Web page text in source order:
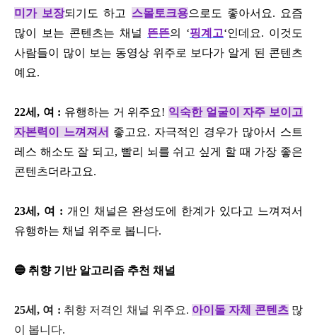
미가 보장되기도 하고 스몰토크용으로도 좋아서요. 요즘
많이 보는 콘텐츠는 채널 뜬뜬의 ‘핑계고‘인데요. 이것도
사람들이 많이 보는 동영상 위주로 보다가 알게 된 콘텐츠
예요.
22세, 여 : 유행하는 거 위주요! 익숙한 얼굴이 자주 보이고
자본력이 느껴져서 좋고요. 자극적인 경우가 많아서 스트
레스 해소도 잘 되고, 빨리 뇌를 쉬고 싶게 할 때 가장 좋은
콘텐츠더라고요.
23세, 여 : 개인 채널은 완성도에 한계가 있다고 느껴져서
유행하는 채널 위주로 봅니다.
🔵 취향 기반 알고리즘 추천 채널
25세, 여 : 취향 저격인 채널 위주요. 아이돌 자체 콘텐츠많
이 봅니다.